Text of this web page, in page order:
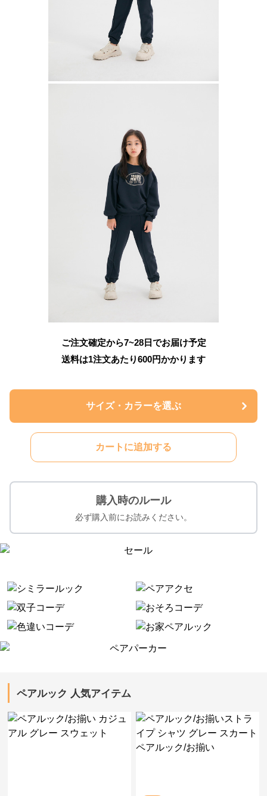
ご注文確定から7~28日でお届け予定
送料は1注文あたり600円かかります
サイズ・カラーを選ぶ
カートに追加する
購入時のルール
必ず購入前にお読みください。
ペアルック 人気アイテム